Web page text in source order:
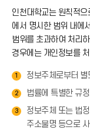
인천대학교는 원칙적
에서 명시한 범위 내에
범위를 초과하여 처리
경우에는 개인정보를
1 정보주체로부터
2 법률에 특별한 규
3
정보주체 또는 법
주소불명 등으로